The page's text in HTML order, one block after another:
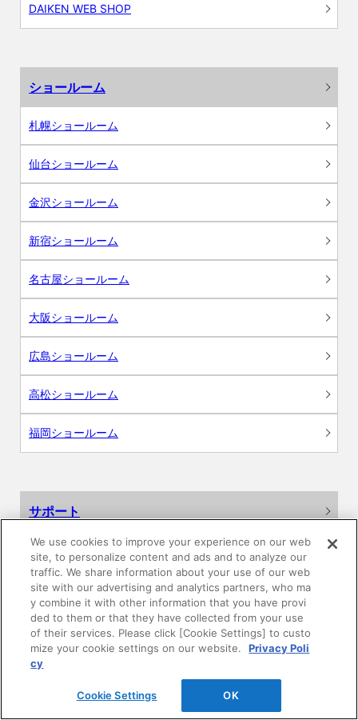
DAIKEN WEB SHOP
ショールーム
札幌ショールーム
仙台ショールーム
金沢ショールーム
新宿ショールーム
名古屋ショールーム
大阪ショールーム
広島ショールーム
高松ショールーム
福岡ショールーム
サポート
よくあるご質問
カタログ閲覧・資料請求
各種データダウンロード
WEB見積・各種シミュレーション
交換用部品の購入
We use cookies to improve your experience on our web
site, to personalize content and ads and to analyze our
traffic. We share information about your use of our web
site with our advertising and analytics partners, who ma
y combine it with other information that you have provi
ded to them or that they have collected from your use
of their services. Please click [Cookie Settings] to custo
mize your cookie settings on our website.
Privacy Poli
cy
Cookie Settings OK